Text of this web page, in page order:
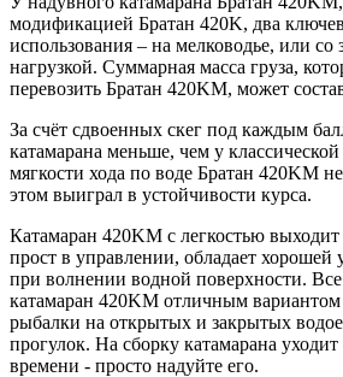
модификацией Братан 420K, два
использования – на мелководье, или со
нагрузкой. Суммарная масса груза,
перевозить Братан 420KМ, может
За счёт сдвоенных скег под каждым
катамарана меньше, чем у
мягкости хода по воде Братан 420KМ
этом выиграл в устойчивости курса.
Катамаран 420KМ с легкостью выходит
прост в управлении, обладает хорошей
при волнении водной поверхности. Все
катамаран 420KМ отличным вариантом
рыбалки на открытых и закрытых
прогулок. На сборку катамарана
времени - просто надуйте его.